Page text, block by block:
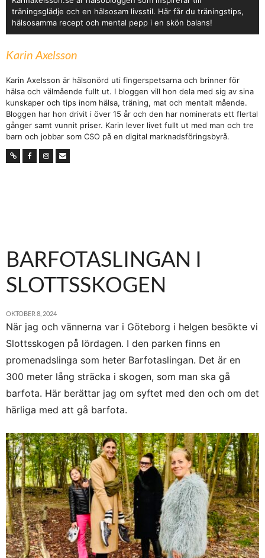
träningsglädje och en hälsosam livsstil. Här får du träningstips,
hälsosamma recept och mental pepp i en skön balans!
Karin Axelsson
Karin Axelsson är hälsonörd uti fingerspetsarna och brinner för
hälsa och välmående fullt ut. I bloggen vill hon dela med sig av sina
kunskaper och tips inom hälsa, träning, mat och mentalt mående.
Bloggen har hon drivit i över 15 år och den har nominerats ett flertal
gånger samt vunnit priser. Karin lever livet fullt ut med man och tre
barn och jobbar som CSO på en digital marknadsföringsbyrå.
BARFOTASLINGAN I
SLOTTSSKOGEN
OKTOBER 8, 2024
När jag och vännerna var i Göteborg i helgen besökte vi
Slottsskogen på lördagen. I den parken finns en
promenadslinga som heter Barfotaslingan. Det är en
300 meter lång sträcka i skogen, som man ska gå
barfota. Här berättar jag om syftet med den och om det
härliga med att gå barfota.